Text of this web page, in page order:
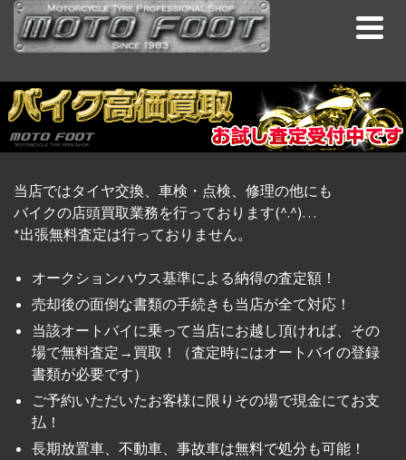
当店ではタイヤ交換、車検・点検、修理の他にも
バイクの店頭買取業務を行っております(^.^)…
*出張無料査定は行っておりません。
オークションハウス基準による納得の査定額！
売却後の面倒な書類の手続きも当店が全て対応！
当該オートバイに乗って当店にお越し頂ければ、その
場で無料査定→買取！（査定時にはオートバイの登録
書類が必要です）
ご予約いただいたお客様に限りその場で現金にてお支
払！
長期放置車、不動車、事故車は無料で処分も可能！